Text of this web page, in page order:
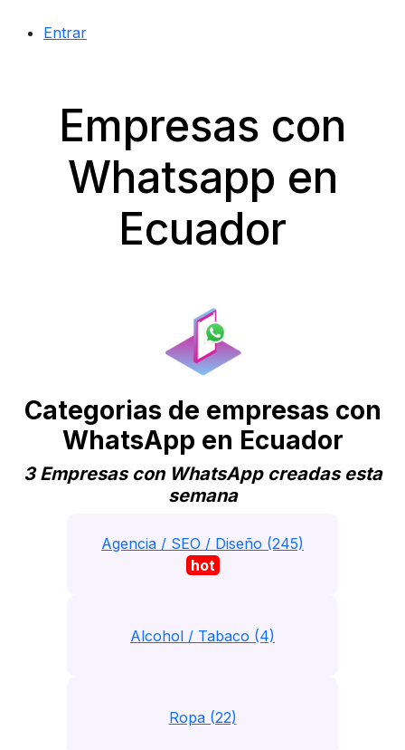
Entrar
Empresas con
Whatsapp en
Ecuador
Categorias de empresas con
WhatsApp en Ecuador
3 Empresas con WhatsApp creadas esta
semana
Agencia / SEO / Diseño (245)
hot
Alcohol / Tabaco (4)
Ropa (22)